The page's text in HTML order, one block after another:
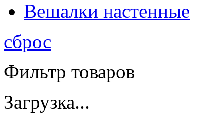
Вешалки настенные
сброс
Фильтр товаров
Загрузка...